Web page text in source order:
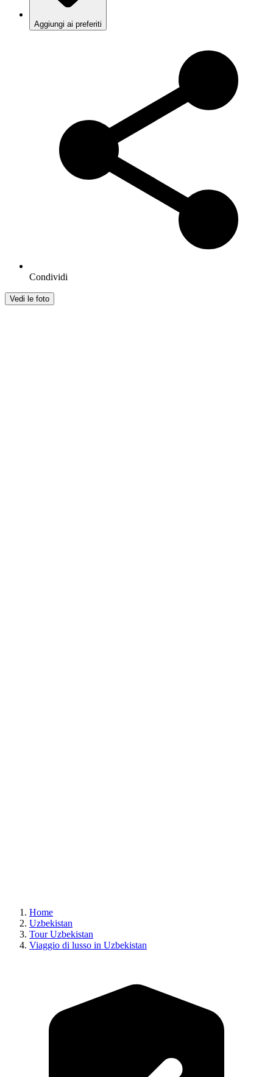
Aggiungi ai preferiti
Condividi
Vedi le foto
Home
Uzbekistan
Tour Uzbekistan
Viaggio di lusso in Uzbekistan